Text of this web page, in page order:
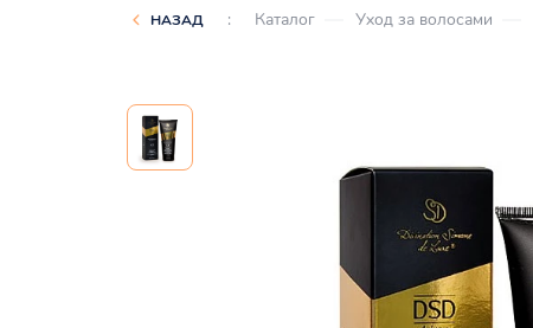
НАЗАД : Каталог Уход за волосами